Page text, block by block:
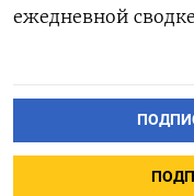
ежедневной